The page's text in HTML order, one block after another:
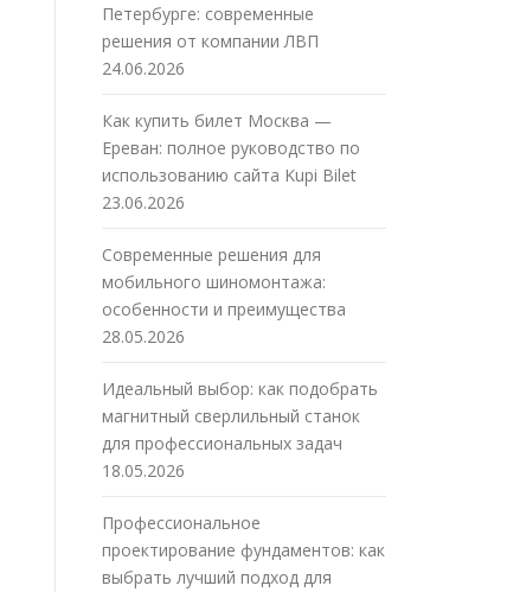
Петербурге: современные
решения от компании ЛВП
24.06.2026
Как купить билет Москва —
Ереван: полное руководство по
использованию сайта Kupi Bilet
23.06.2026
Современные решения для
мобильного шиномонтажа:
особенности и преимущества
28.05.2026
Идеальный выбор: как подобрать
магнитный сверлильный станок
для профессиональных задач
18.05.2026
Профессиональное
проектирование фундаментов: как
выбрать лучший подход для